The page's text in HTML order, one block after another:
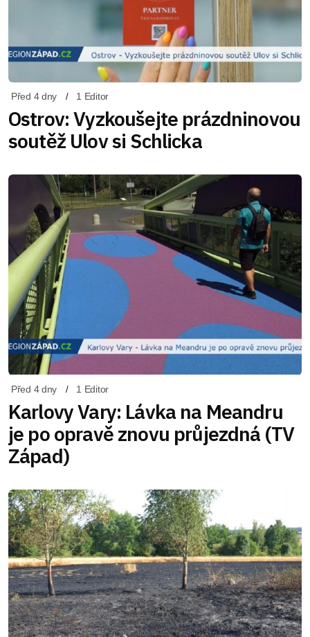
Před 4 dny 1 Editor
Ostrov: Vyzkoušejte prázdninovou
soutěž Ulov si Schlicka
Před 4 dny 1 Editor
Karlovy Vary: Lávka na Meandru
je po opravě znovu průjezdná (TV
Západ)